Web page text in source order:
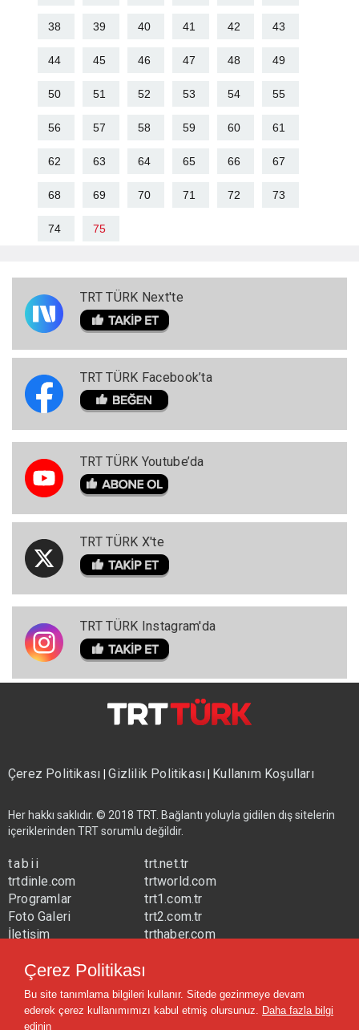
38 39 40 41 42 43
44 45 46 47 48 49
50 51 52 53 54 55
56 57 58 59 60 61
62 63 64 65 66 67
68 69 70 71 72 73
74 75
TRT TÜRK Next'te
TRT TÜRK Facebook’ta
TRT TÜRK Youtube’da
TRT TÜRK X'te
TRT TÜRK Instagram'da
Çerez Politikası|Gizlilik Politikası| Kullanım Koşulları
Her hakkı saklıdır. © 2018 TRT. Bağlantı yoluyla gidilen dış sitelerin
içeriklerinden TRT sorumlu değildir.
tabii
trtdinle.com
Programlar
Foto Galeri
İletişim
trt.net.tr
trtworld.com
trt1.com.tr
trt2.com.tr
trthaber.com
trtavaz.com.tr
trtmuzik.net.tr
trtcocuk.net.tr
Çerez Politikası
Bu site tanımlama bilgileri kullanır. Sitede gezinmeye devam
ederek çerez kullanımımızı kabul etmiş olursunuz. Daha fazla bilgi
edinin